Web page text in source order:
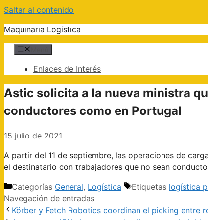
Saltar al contenido
Maquinaria Logística
Enlaces de Interés
Astic solicita a la nueva ministra
conductores como en Portugal
15 julio de 2021
A partir del 11 de septiembre, las operaciones de
el destinatario con trabajadores que no sean
Categorías General, Logística Etiquetas logística
Navegación de entradas
Körber y Fetch Robotics coordinan el picking entre